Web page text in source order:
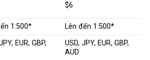
$6
1:500* Lên đến 1:500*
EUR, GBP,
USD, JPY, EUR, GBP,
AUD